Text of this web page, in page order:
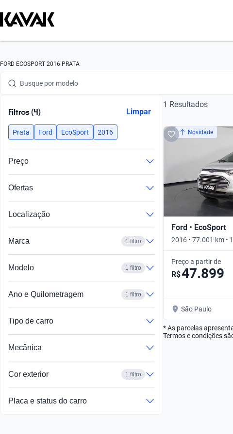
FORD ECOSPORT 2016 PRATA
Busque por marca
Busque por modelo
Busque por ano
Busque por marca
Busque por versão
Busque por ano
Filtros (4) Limpar
Prata Ford EcoSport 2016
Preço
Ofertas
Localização
Marca 1 filtro
Modelo 1 filtro
Ano e Quilometragem 1 filtro
Tipo de carro
Mecânica
Cor exterior 1 filtro
Placa e status do carro
1 Resultados
Novidade
Ford • EcoSport
2016 • 77.001 km •
POWERSHIFT •
Preço a partir de
R$47.899
São Paulo
* As parcelas
Termos e condições